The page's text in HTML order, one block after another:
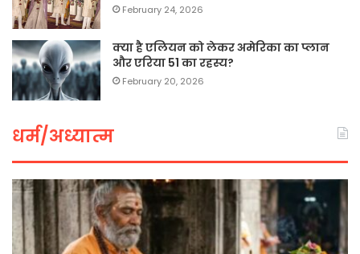
February 24, 2026
क्या है एलियन को लेकर अमेरिका का प्लान
और एरिया 51 का रहस्य?
February 20, 2026
धर्म/अध्यात्म